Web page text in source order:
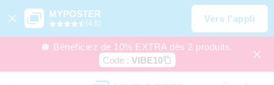
MYPOSTER
(4,6) Vers l’appli
🪩 Bénéficiez de 10% EXTRA dès 2 produits.
Code : VIBE10